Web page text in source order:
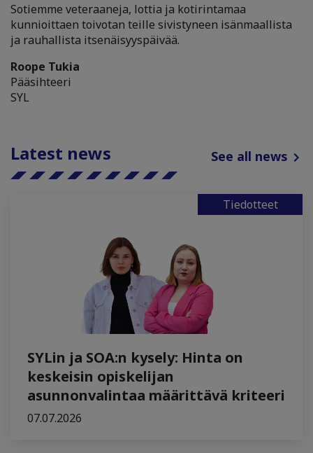
Sotiemme veteraaneja, lottia ja kotirintamaa
kunnioittaen toivotan teille sivistyneen isänmaallista
ja rauhallista itsenäisyyspäivää.
Roope Tukia
Pääsihteeri
SYL
Latest news See all news
Tiedotteet
SYLin ja SOA:n kysely: Hinta on
keskeisin opiskelijan
asunnonvalintaa määrittävä kriteeri
07.07.2026